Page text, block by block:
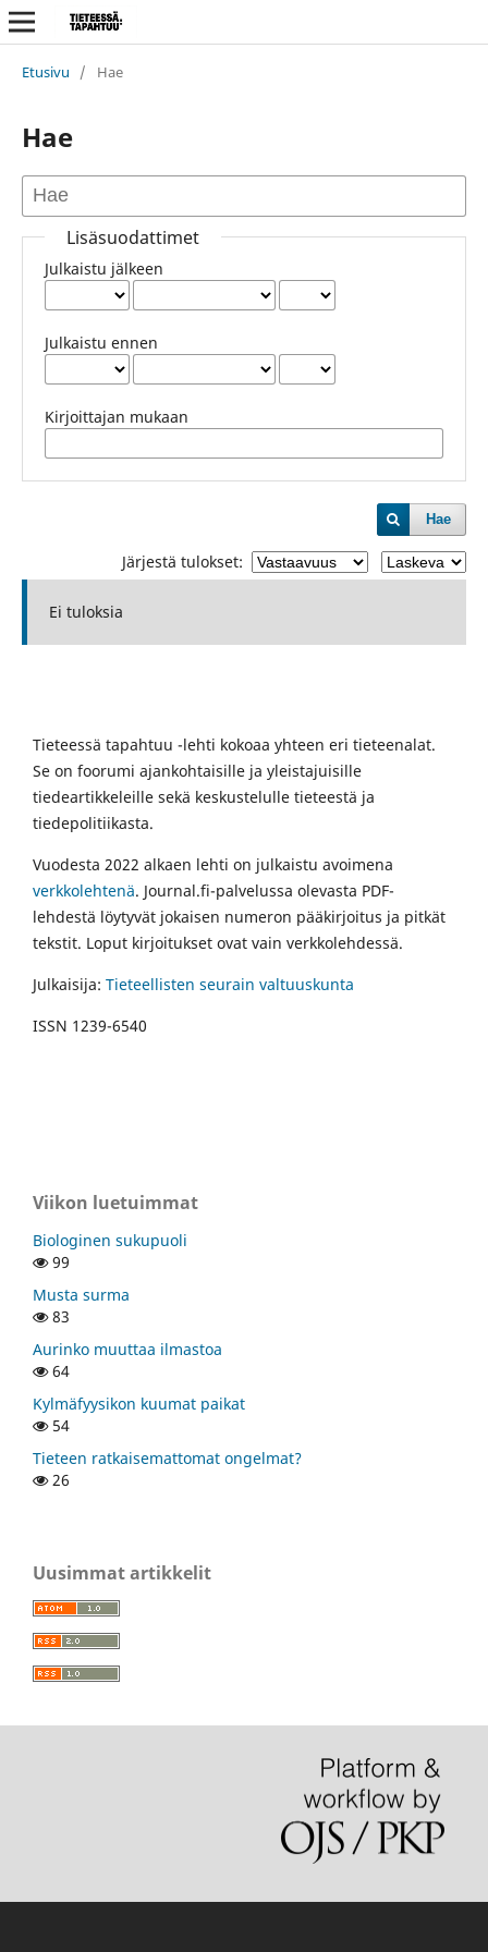
Etusivu / Hae
Hae
Lisäsuodattimet
Julkaistu jälkeen
Julkaistu ennen
Kirjoittajan mukaan
Hae
Järjestä tulokset:
Ei tuloksia
Tieteessä tapahtuu -lehti kokoaa yhteen eri tieteenalat.
Se on foorumi ajankohtaisille ja yleistajuisille
tiedeartikkeleille sekä keskustelulle tieteestä ja
tiedepolitiikasta.
Vuodesta 2022 alkaen lehti on julkaistu avoimena
verkkolehtenä. Journal.fi-palvelussa olevasta PDF-
lehdestä löytyvät jokaisen numeron pääkirjoitus ja pitkät
tekstit. Loput kirjoitukset ovat vain verkkolehdessä.
Julkaisija: Tieteellisten seurain valtuuskunta
ISSN 1239-6540
Viikon luetuimmat
Biologinen sukupuoli
99
Musta surma
83
Aurinko muuttaa ilmastoa
64
Kylmäfyysikon kuumat paikat
54
Tieteen ratkaisemattomat ongelmat?
26
Uusimmat artikkelit